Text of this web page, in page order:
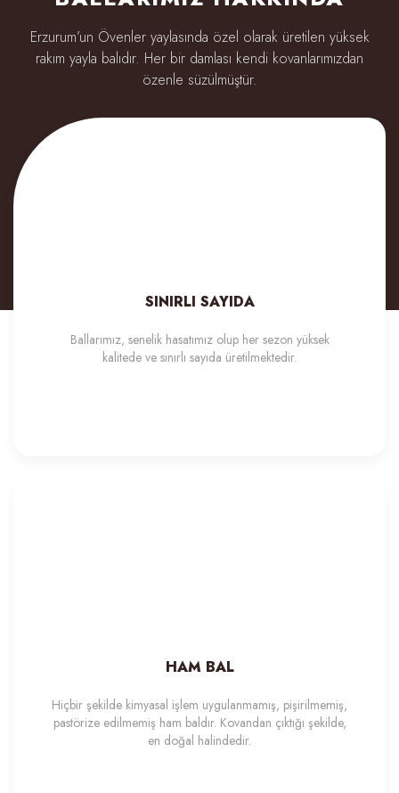
120,00 TL
108,00 TL
Sarma Balmumu Şamdan Boy
Erzurum’un Övenler yaylasında özel olarak üretilen yüksek
rakım yayla balıdır. Her bir damlası kendi kovanlarımızdan
özenle süzülmüştür.
SINIRLI SAYIDA
Ballarımız, senelik hasatımız olup her sezon yüksek
kalitede ve sınırlı sayıda üretilmektedir.
HAM BAL
Hiçbir şekilde kimyasal işlem uygulanmamış, pişirilmemiş,
pastörize edilmemiş ham baldır. Kovandan çıktığı şekilde,
en doğal halindedir.